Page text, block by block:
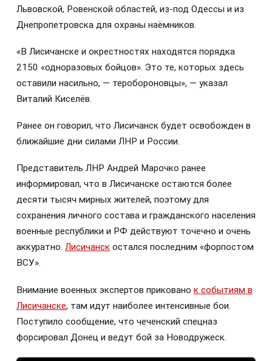
Львовской, Ровенской областей, из-под Одессы и из
Днепропетровска для охраны наёмников.
«В Лисичанске и окрестностях находятся порядка
2150 «одноразовых бойцов». Это те, которых здесь
оставили насильно, — теробороновцы», — указал
Виталий Киселёв.
Ранее он говорил, что Лисичанск будет освобожден в
ближайшие дни силами ЛНР и России.
Представитель ЛНР Андрей Марочко ранее
информировал, что в Лисичанске остаются более
десяти тысяч мирных жителей, поэтому для
сохранения личного состава и гражданского населения
военные республики и РФ действуют точечно и очень
аккуратно. Лисичанск остался последним «форпостом
ВСУ».
Внимание военных экспертов приковано к событиям в
Лисичанске, там идут наиболее интенсивные бои.
Поступило сообщение, что чеченский спецназ
форсировал Донец и ведут бой за Новодружеск.